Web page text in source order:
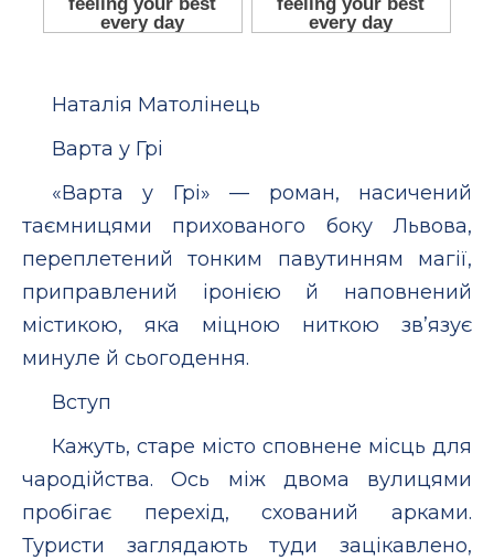
Наталія Матолінець
Варта у Грі
«Варта у Грі» — роман, насичений
таємницями прихованого боку Львова,
переплетений тонким павутинням магії,
приправлений іронією й наповнений
містикою, яка міцною ниткою зв’язує
минуле й сьогодення.
Вступ
Кажуть, старе місто сповнене місць для
чародійства. Ось між двома вулицями
пробігає перехід, схований арками.
Туристи заглядають туди зацікавлено,